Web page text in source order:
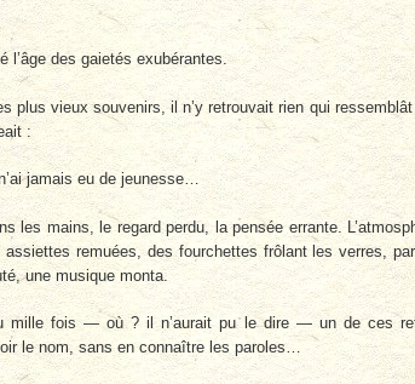
l’âge des gaietés exubérantes.
plus vieux souvenirs, il n’y retrouvait rien qui
:
jamais eu de jeunesse…
les mains, le regard perdu, la pensée errante.
remuées, des fourchettes frôlant les verres,
une musique monta.
mille fois — où ? il n’aurait pu le dire — un de ces
le nom, sans en connaître les paroles…